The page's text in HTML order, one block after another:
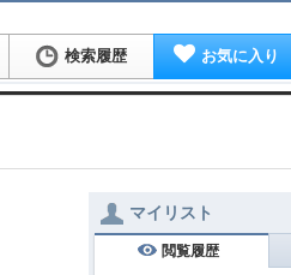
検索履歴 お気に入り
マイリスト
閲覧履歴